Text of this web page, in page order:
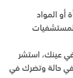
أو المواد
عينك، استشر
في حالة وتضرك في